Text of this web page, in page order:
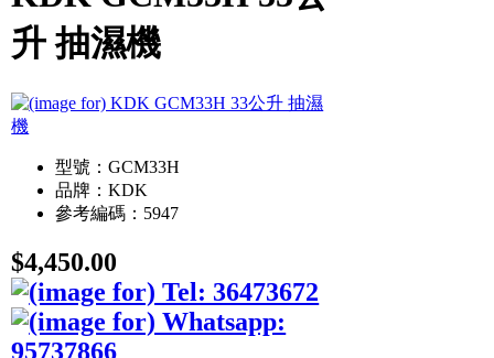
升 抽濕機
型號：GCM33H
品牌：KDK
參考編碼：5947
$4,450.00